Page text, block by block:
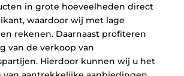
in grote hoeveelheden direct
waardoor wij met lage
rekenen. Daarnaast profiteren
van de verkoop van
Hierdoor kunnen wij u het